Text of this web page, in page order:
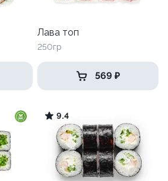
Лава топ
250гр
569 ₽
9.4